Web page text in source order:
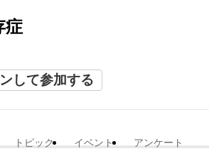
症
して参加する
トピック イベント アンケート